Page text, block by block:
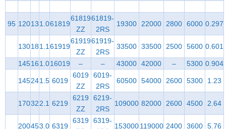
95 120131.061819
61819
ZZ
61819-
2RS
19300 22000 2800 6000 0.297
130181.161919
61919
ZZ
61919-
2RS
33500 33500 2500 5600 0.601
145161.016019 – – 43000 42000 – 5300 0.904
145241.5 6019
6019
ZZ
6019-
2RS
60500 54000 2600 5300 1.23
170322.1 6219
6219
ZZ
6219-
2RS
109000 82000 2600 4500 2.64
200453.0 6319
6319 6319-
153000119000 2400 3600 5.76